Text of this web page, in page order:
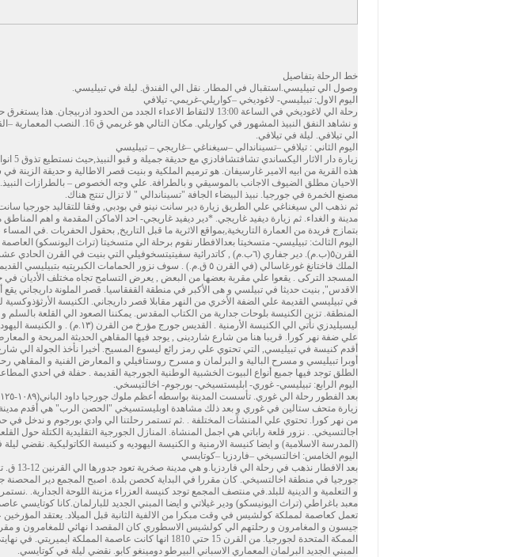
خط الرحلة بتفاصيل
وصول الي تبيليسي.استقبال في المطار. نقل الي الفندق. ليلة في تبيليسي.
اليوم الاول: تبيليسي- لاغوديخي –كواريلي-غريمي- تيلافي
رحلة الي لاغوديخي في الساعة 13:00 لالتقاط الاعداء الجدد من الحدود اذربيجان. هذا يستغرق حوالي 30-40 الدقيقة. ثم نذهب الي كواريلي
و نشاهد النفق النبيذ المشهور في
الي تيلافي. ليلة في تيلافي.
اليوم الثاني : تيلافي –تسيناندالي –سيغناغي –غاريجي – تبيليسي
زيارة
الاحيان مطلق الضيوف الاجانب بالموسيقي و بالطرافة. علي وجه الخصوص – بالطرازات
مصنع الخمرة في جورجيا. نبيذ البيضاء الجافة "تسيناندالي " لا تزال تنتج هناك.
ثم نذهب الي سيغناغي علي الطريق زيارة دير سانت نينو في بودبي, وفقا للتقاليد جورجيا
مدينة و الغداء. ثم زيارة ديفيد غاريجي. *دير ديفيد غاريجي- احد الاماكن المقدمة و اهم
بتمازج فريدة من العمارة التاريخية,بمواقع الاثرية ما قبل التاريخ, بحقول الحفريات .في
القرن٥(ب.م). دير جفاري (٦ب.م) , كاتدرائية سفيتيتسخوفيلي التي بنيت في
الملك فاختانغ غورغاسالي (في القرن ٥ ق.م.) . سوف نزور الحمامات
المسجد التركى . يقعوا علي مقربة بعضها من البعض , يعرض التسامح تجاه مختلف الأديان في
الاقدس", بنيت حديثا في تبيلسي و هى الأكبر في منطقة القفقاسيا. قصر الملونة داريجاني
المنطقة. تزين الكنيسة بلوحات جدارية من الكتاب المقدس. يمكننا الصعود الي القلعة بالسلم
ليسيليدزي نأتي الي الكنيسة
علي ضفة نهر كورا. قريبا هنا من شارع شاردينى , يوجد فيها المقاهي الحديثة المريحة و
أقدم كنيسة في تبيليسي, التي تحتوي علي رمز رائع ليسوع المسيح. أخيرا نأخذ الجولة الي
أوبرا تبيليسي و مسرح البالية و البرلمان و مسرح روستافيلي و المعارض الفنية و المقاهي
الطلق توجد فيها جميع أنواع البيوت الخشبية الوطنية الجورجية القديمة . حفلة في احدي
اليوم الرابع: تبيليسي- غوري- ابليستسيخي- بورجوم- اخالتيسخي.
بعد الفطور رحلة الي غوري. تأسست المدينة بواسطه أعظم ملوك جورجيا داود الباني(١٠٨٩-١١٢٥).
زيارة متحف ستالين في غوري و بعد ذلك مشاهدة اوبليستسيخي "الحصن الرب" هي أقدم
من نهر كورا. تحتوي علي المنشآت المختلفة . .ثم تستمر رحلتنا الي وادي بورجوم و ندخل في
(المدرسة الاسلامية) و ايضا كنيسة الارمنية و الكنيسة اليهوديه و كنيسة الكاتوليكية. نقضي
اليوم الخامس: اخالتسيخي –فاردزيا –كوتايسي
جورجيا في منطقة اخالتسيخي. كان مقررا في البداية كحصن بلدة. اصبح المجمع دير المحصنة
و التعلمية و الدينية للبلد.في منتصف المجمع توجد كنيسة العزراء مزينة اللوحة الجدارية.
معبد باغراطي (تراث اليونيسكو) ودير غيلاتي و ايضا المبني الجديد للبارلمان.كانا كوتايسي
تعمل كعاصمة لمملكة كولشيس في وقت مبكرا من الالفية الثانية قبل الميلاد. يعتقد
المبني الجديد البرلمان المعماري الاسباني البيرطو دومينغو كابو. نقضي ليلة في كوتايسي.